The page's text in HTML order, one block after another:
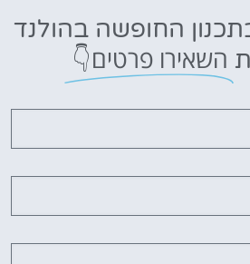
החופשה בהולנד
השאירו פרטים👇